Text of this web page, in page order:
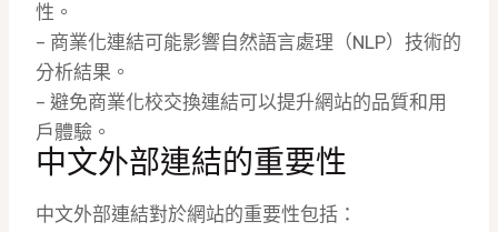
性。
– 商業化連結可能影響自然語言處理（NLP）技術的
分析結果。
– 避免商業化校交換連結可以提升網站的品質和用
戶體驗。
中文外部連結的重要性
中文外部連結對於網站的重要性包括：